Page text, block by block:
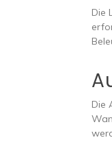
Die
Die